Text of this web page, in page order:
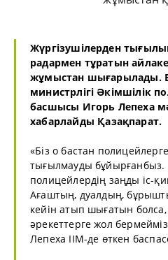
Жүргізушілерден
радармен тұратын
жұмыстан шығарылады.
министрлігі Әкімшілік
басшысы Игорь Лепеха
хабарлайды Қазақпарат.
«Біз о бастан
тығылмауды бұйырғанбыз.
полицейлердің заңды іс-
Ағаштың, дуалдың,
кейін атып шығатын болса,
әрекеттерге жол
Лепеха ІІМ-де өткен